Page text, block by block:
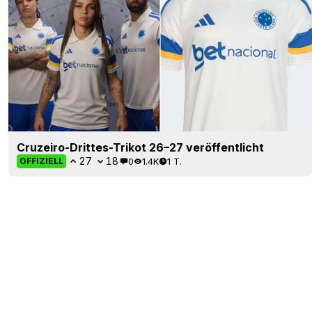
Cruzeiro-Drittes-Trikot 26–27 veröffentlicht
OFFIZIELL 27 18 0 1.4K 1 T.